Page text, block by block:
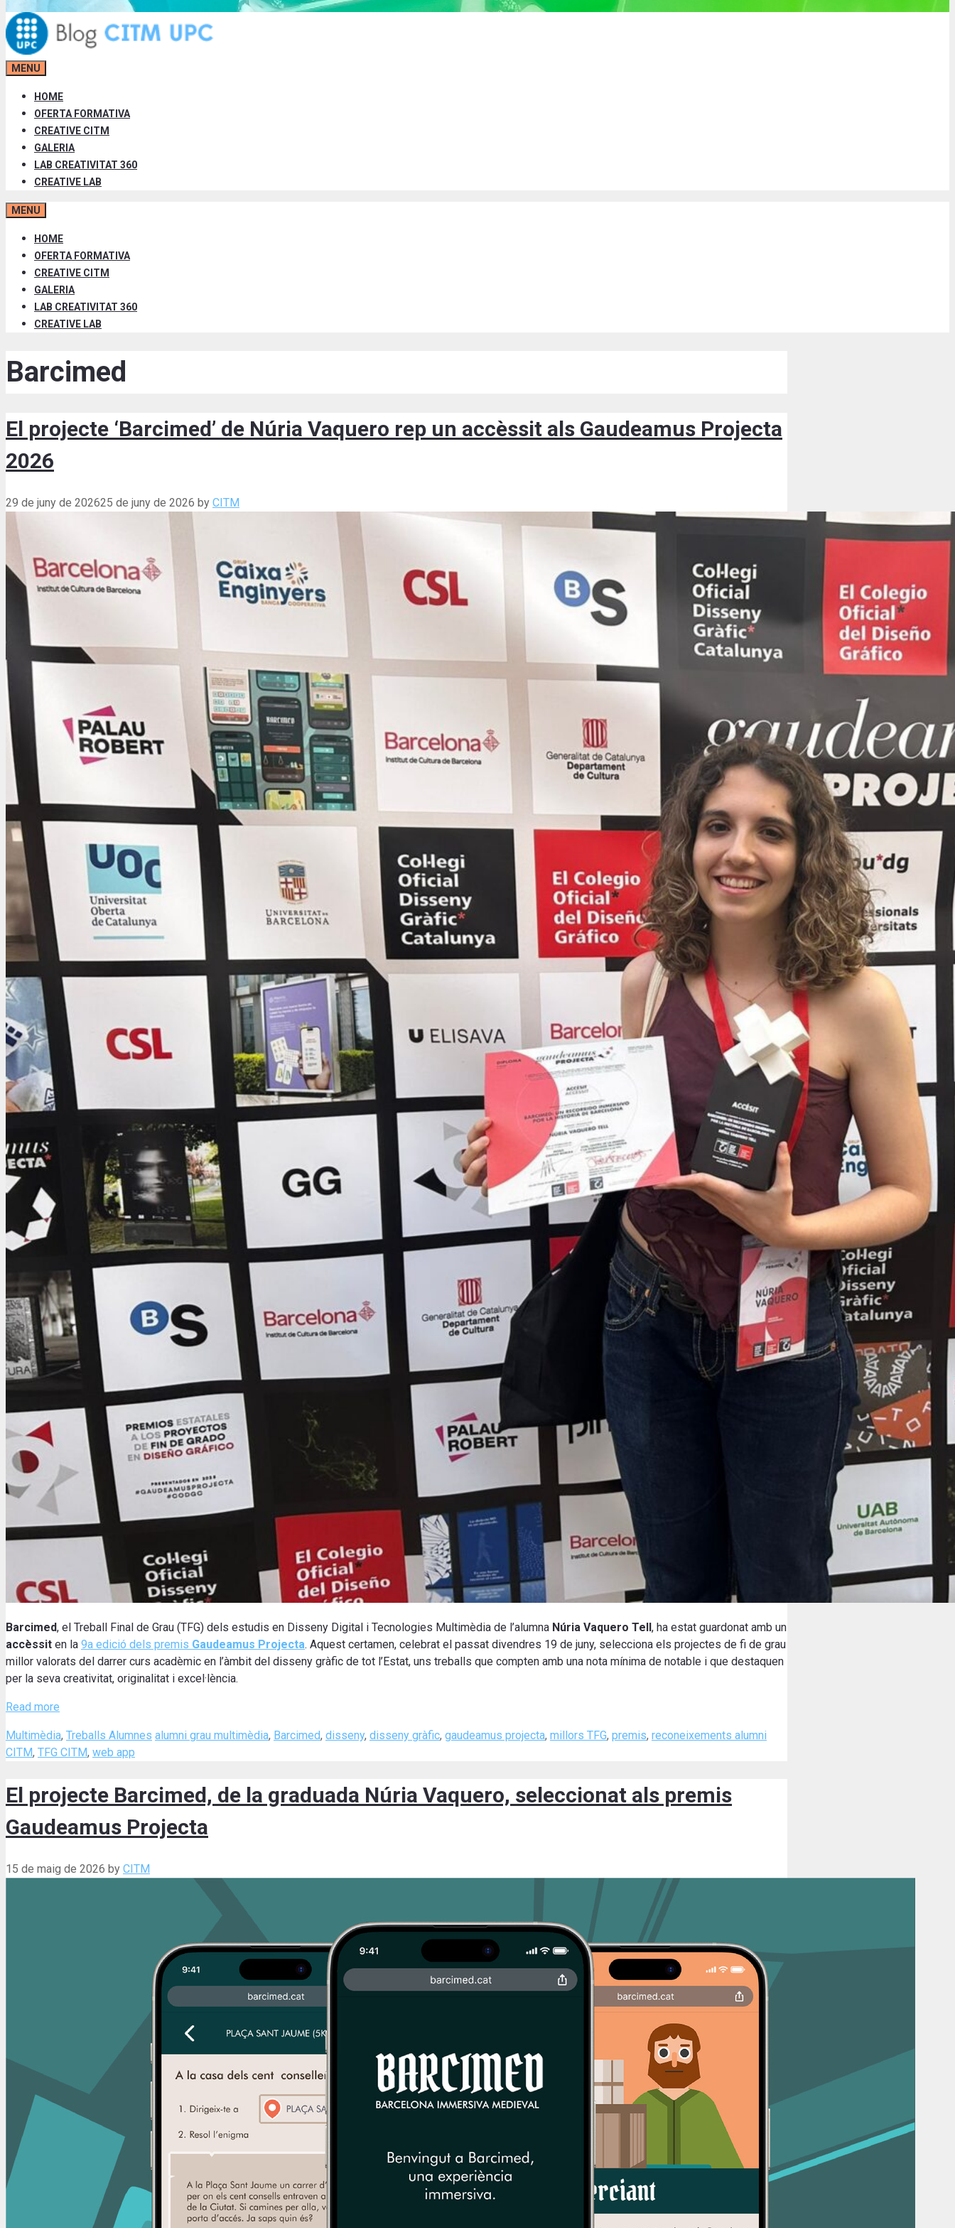
MENU
HOME
OFERTA FORMATIVA
CREATIVE CITM
GALERIA
LAB CREATIVITAT 360
CREATIVE LAB
MENU
HOME
OFERTA FORMATIVA
CREATIVE CITM
GALERIA
LAB CREATIVITAT 360
CREATIVE LAB
Barcimed
El projecte ‘Barcimed’ de Núria Vaquero rep un accèssit als Gaudeamus Projecta
2026
29 de juny de 202625 de juny de 2026 by CITM
Barcimed, el Treball Final de Grau (TFG) dels estudis en Disseny Digital i Tecnologies Multimèdia de l’alumna Núria Vaquero Tell, ha estat guardonat amb un
accèssit en la 9a edició dels premis Gaudeamus Projecta. Aquest certamen, celebrat el passat divendres 19 de juny, selecciona els projectes de fi de grau
millor valorats del darrer curs acadèmic en l’àmbit del disseny gràfic de tot l’Estat, uns treballs que compten amb una nota mínima de notable i que destaquen
per la seva creativitat, originalitat i excel·lència.
Read more
Categories
Multimèdia, Treballs Alumnes Tags
alumni grau multimèdia, Barcimed, disseny, disseny gràfic, gaudeamus projecta, millors TFG, premis, reconeixements alumni
CITM, TFG CITM, web app
El projecte Barcimed, de la graduada Núria Vaquero, seleccionat als premis
Gaudeamus Projecta
15 de maig de 2026 by CITM